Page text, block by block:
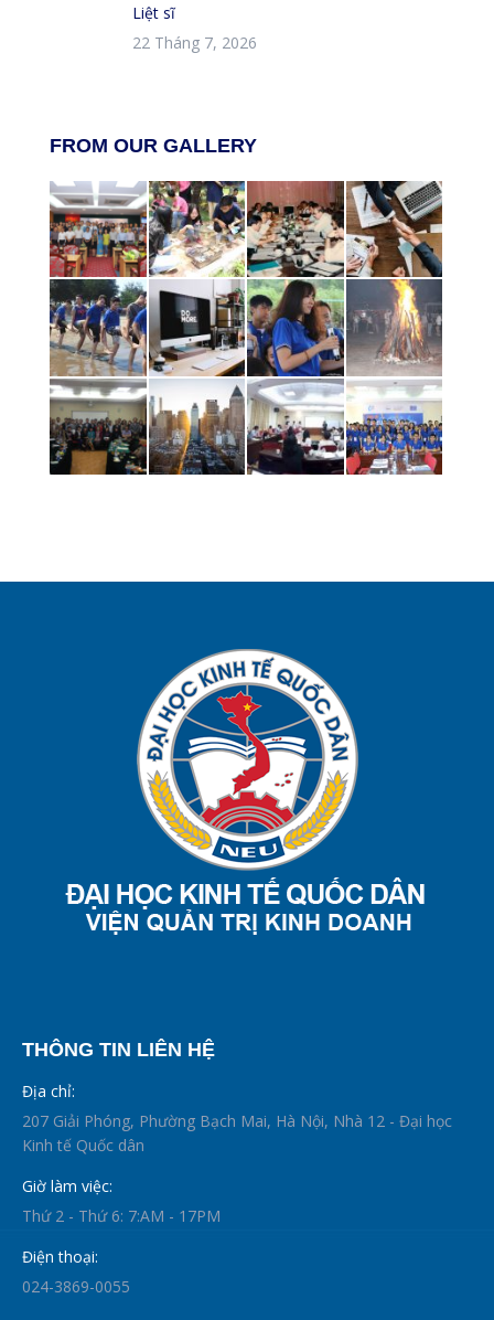
Liệt sĩ
22 Tháng 7, 2026
FROM OUR GALLERY
THÔNG TIN LIÊN HỆ
Địa chỉ:
207 Giải Phóng, Phường Bạch Mai, Hà Nội, Nhà 12 - Đại học
Kinh tế Quốc dân
Giờ làm việc:
Thứ 2 - Thứ 6: 7:AM - 17PM
Điện thoại:
024-3869-0055